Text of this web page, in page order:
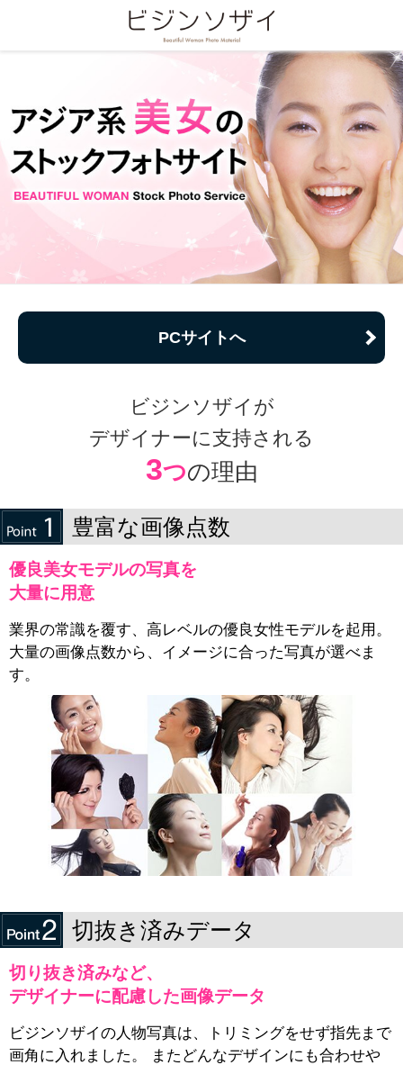
PCサイトへ
ビジンソザイが
デザイナーに支持される
3つの理由
豊富な画像点数
優良美女モデルの写真を
大量に用意
業界の常識を覆す、高レベルの優良女性モデルを起用。
大量の画像点数から、イメージに合った写真が選べま
す。
切抜き済みデータ
切り抜き済みなど、
デザイナーに配慮した画像データ
ビジンソザイの人物写真は、トリミングをせず指先まで
画角に入れました。 またどんなデザインにも合わせや